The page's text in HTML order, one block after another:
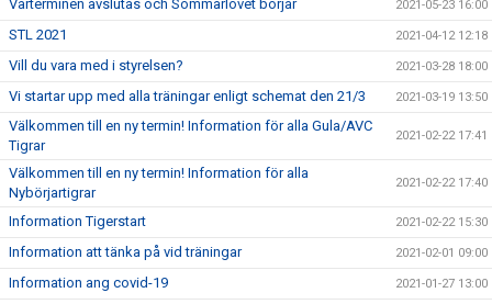
Vårterminen avslutas och Sommarlovet börjar 2021-05-23 16:00
STL 2021 2021-04-12 12:18
Vill du vara med i styrelsen? 2021-03-28 18:00
Vi startar upp med alla träningar enligt schemat den 21/3 2021-03-19 13:50
Välkommen till en ny termin! Information för alla Gula/AVC
Tigrar
2021-02-22 17:41
Välkommen till en ny termin! Information för alla
Nybörjartigrar
2021-02-22 17:40
Information Tigerstart 2021-02-22 15:30
Information att tänka på vid träningar 2021-02-01 09:00
Information ang covid-19 2021-01-27 13:00